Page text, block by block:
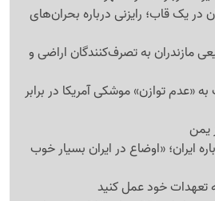
در یک قاب؛ رایزنی درباره بحران‌های
مازندران به تصرف‌کنندگان اراضی و
به «عدم توازن» موشکی آمریکا در برابر
یمن
ایران؛ «اوضاع در ایران بسیار خوب
تعهدات خود عمل کنید